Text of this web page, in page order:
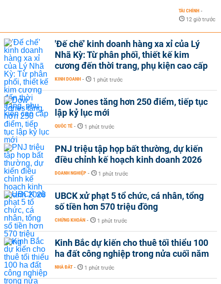
TÀI CHÍNH -
12 giờ trước
'Đế chế’ kinh doanh hàng xa xỉ của Lý
Nhã Kỳ: Từ phân phối, thiết kế kim
cương đến thời trang, phụ kiện cao cấp
KINH DOANH - 1 phút trước
Dow Jones tăng hơn 250 điểm, tiếp tục
lập kỷ lục mới
QUỐC TẾ - 1 phút trước
PNJ triệu tập họp bất thường, dự kiến
điều chỉnh kế hoạch kinh doanh 2026
DOANH NGHIỆP - 1 phút trước
UBCK xử phạt 5 tổ chức, cá nhân, tổng
số tiền hơn 570 triệu đồng
CHỨNG KHOÁN - 1 phút trước
Kinh Bắc dự kiến cho thuê tối thiểu 100
ha đất công nghiệp trong nửa cuối năm
NHÀ ĐẤT - 1 phút trước